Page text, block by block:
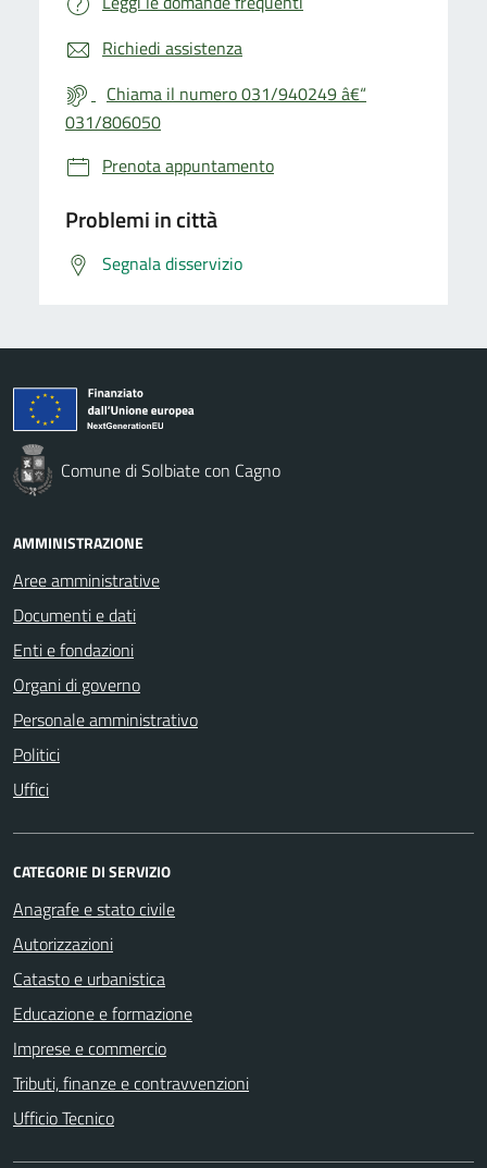
Richiedi assistenza
Chiama il numero 031/940249 â€“
031/806050
Prenota appuntamento
Problemi in città
Segnala disservizio
Comune di Solbiate con Cagno
AMMINISTRAZIONE
Aree amministrative
Documenti e dati
Enti e fondazioni
Organi di governo
Personale amministrativo
Politici
Uffici
CATEGORIE DI SERVIZIO
Anagrafe e stato civile
Autorizzazioni
Catasto e urbanistica
Educazione e formazione
Imprese e commercio
Tributi, finanze e contravvenzioni
Ufficio Tecnico